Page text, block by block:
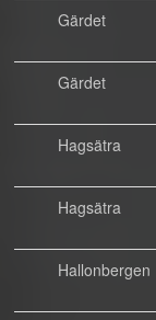
Gärdet
Gärdet
Hagsätra
Hagsätra
Hallonbergen